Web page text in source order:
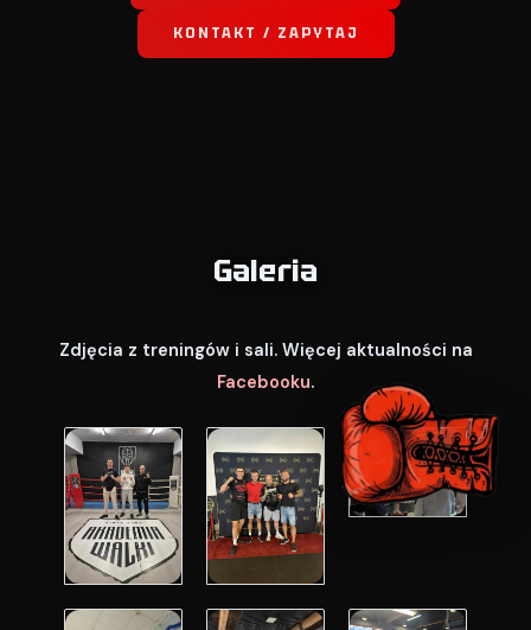
KONTAKT / ZAPYTAJ
Galeria
Zdjęcia z treningów i sali. Więcej aktualności na
Facebooku.